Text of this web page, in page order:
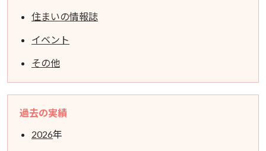
住まいの情報誌
イベント
その他
過去の実績
2026年